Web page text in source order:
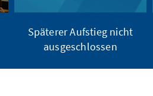
Späterer Aufstieg nicht
ausgeschlossen